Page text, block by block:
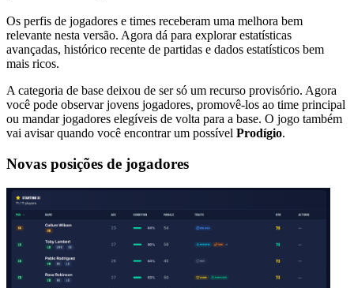
Os perfis de jogadores e times receberam uma melhora bem
relevante nesta versão. Agora dá para explorar estatísticas
avançadas, histórico recente de partidas e dados estatísticos bem
mais ricos.
A categoria de base deixou de ser só um recurso provisório. Agora
você pode observar jovens jogadores, promovê-los ao time principal
ou mandar jogadores elegíveis de volta para a base. O jogo também
vai avisar quando você encontrar um possível Prodígio.
Novas posições de jogadores